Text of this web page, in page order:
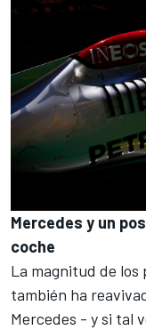
Mercedes y un
coche
La magnitud de los
también ha
Mercedes - y si tal